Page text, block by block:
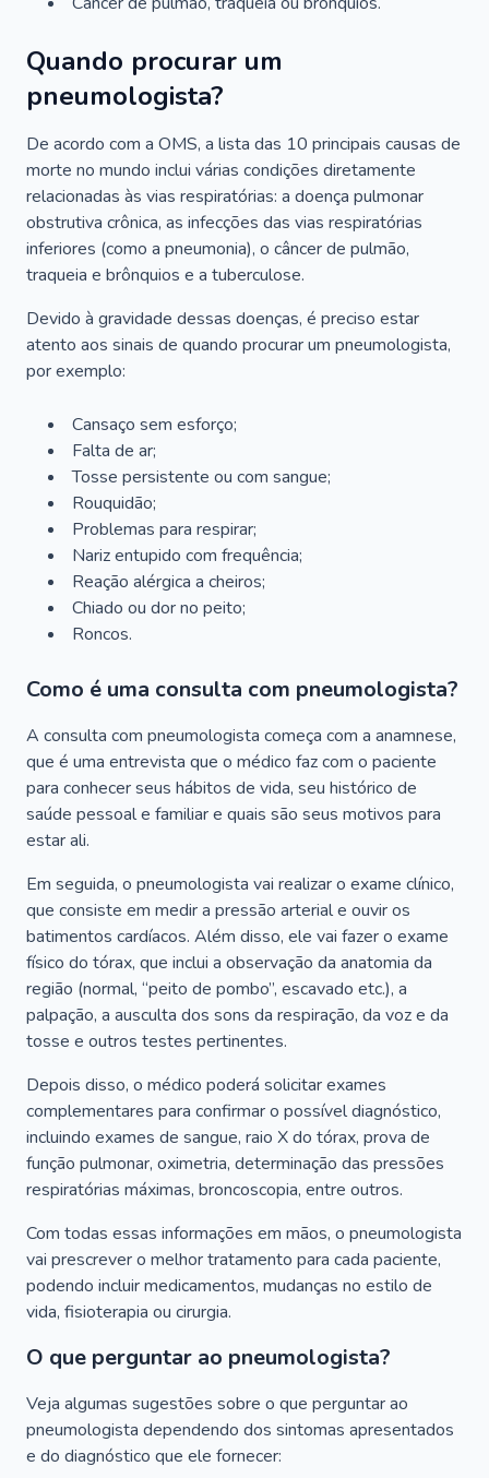
Quando procurar um
pneumologista?
De acordo com a OMS, a lista das 10 principais causas de
morte no mundo inclui várias condições diretamente
relacionadas às vias respiratórias: a doença pulmonar
obstrutiva crônica, as infecções das vias respiratórias
inferiores (como a pneumonia), o câncer de pulmão,
traqueia e brônquios e a tuberculose.
Devido à gravidade dessas doenças, é preciso estar
atento aos sinais de quando procurar um pneumologista,
por exemplo:
Cansaço sem esforço;
Falta de ar;
Tosse persistente ou com sangue;
Rouquidão;
Problemas para respirar;
Nariz entupido com frequência;
Reação alérgica a cheiros;
Chiado ou dor no peito;
Roncos.
Como é uma consulta com pneumologista?
A consulta com pneumologista começa com a anamnese,
que é uma entrevista que o médico faz com o paciente
para conhecer seus hábitos de vida, seu histórico de
saúde pessoal e familiar e quais são seus motivos para
estar ali.
Em seguida, o pneumologista vai realizar o exame clínico,
que consiste em medir a pressão arterial e ouvir os
batimentos cardíacos. Além disso, ele vai fazer o exame
físico do tórax, que inclui a observação da anatomia da
região (normal, “peito de pombo”, escavado etc.), a
palpação, a ausculta dos sons da respiração, da voz e da
tosse e outros testes pertinentes.
Depois disso, o médico poderá solicitar exames
complementares para confirmar o possível diagnóstico,
incluindo exames de sangue, raio X do tórax, prova de
função pulmonar, oximetria, determinação das pressões
respiratórias máximas, broncoscopia, entre outros.
Com todas essas informações em mãos, o pneumologista
vai prescrever o melhor tratamento para cada paciente,
podendo incluir medicamentos, mudanças no estilo de
vida, fisioterapia ou cirurgia.
O que perguntar ao pneumologista?
Veja algumas sugestões sobre o que perguntar ao
pneumologista dependendo dos sintomas apresentados
e do diagnóstico que ele fornecer: